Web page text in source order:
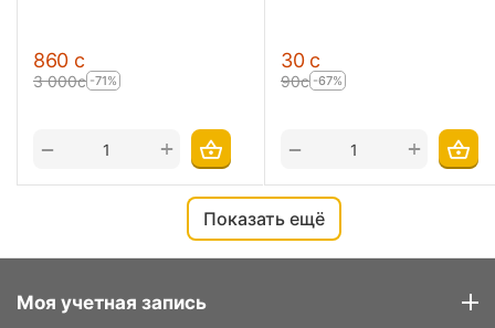
‍860‍ с
3 000с -71%
+
−
‍30‍ с
‍90‍с -67%
+
−
Показать ещё
Моя учетная запись